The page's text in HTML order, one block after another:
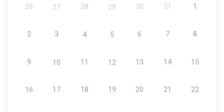
26 27 28 29 30 31 1
2 3 4 5 6 7 8
9 10 11 12 13 14 15
16 17 18 19 20 21 22